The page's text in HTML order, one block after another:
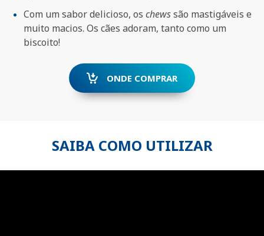
Com um sabor delicioso, os chewssão mastigáveis e
muito macios. Os cães adoram, tanto como um
biscoito!
ONDE COMPRAR
SAIBA COMO UTILIZAR